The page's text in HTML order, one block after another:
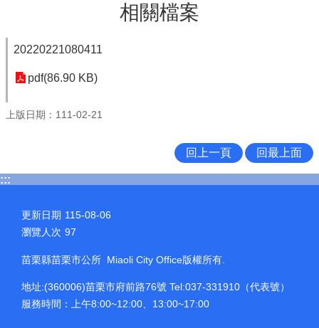
相關檔案
20220221080411
pdf(86.90 KB)
上版日期：111-02-21
回上一頁 回最上面
:::
更新日期 115-08-06
瀏覽人次 97
苗栗縣苗栗市公所 Miaoli City Office版權所有.
地址:(360006)苗栗市府前路76號 Tel:037-331910（代表號）
服務時間：上午8:00~12:00、13:00~17:00